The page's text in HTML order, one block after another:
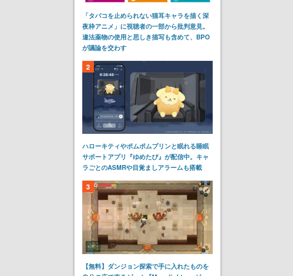
「タバコを止められない猫耳キャラを描く深
夜枠アニメ」に視聴者の一部から批判意見。
違法薬物の使用と思しき描写も含めて、BPO
が議論を交わす
2
ハローキティやポムポムプリンと眠れる睡眠
サポートアプリ『ゆめたび』が配信中。キャ
ラごとのASMRや目覚ましアラームも搭載
3
【無料】ダンジョン探索で手に入れたものを